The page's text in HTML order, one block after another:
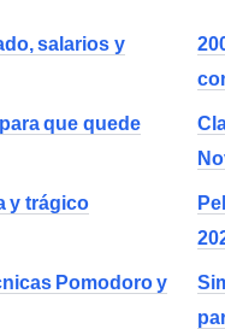
salarios y
que quede
y trágico
Pomodoro y